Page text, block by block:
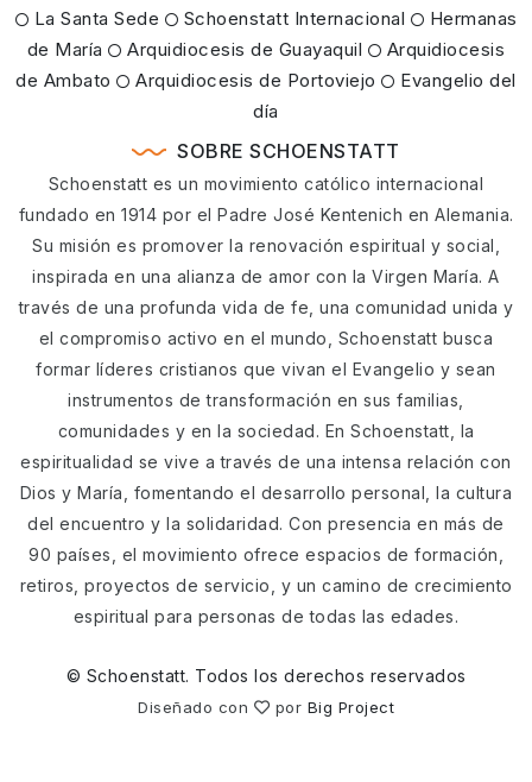
La Santa Sede Schoenstatt Internacional
Hermanas
de María
Arquidiocesis de Guayaquil
Arquidiocesis
de Ambato
Arquidiocesis de Portoviejo
Evangelio del
día
SOBRE SCHOENSTATT
Schoenstatt es un movimiento católico internacional
fundado en 1914 por el Padre José Kentenich en Alemania.
Su misión es promover la renovación espiritual y social,
inspirada en una alianza de amor con la Virgen María. A
través de una profunda vida de fe, una comunidad unida y
el compromiso activo en el mundo, Schoenstatt busca
formar líderes cristianos que vivan el Evangelio y sean
instrumentos de transformación en sus familias,
comunidades y en la sociedad. En Schoenstatt, la
espiritualidad se vive a través de una intensa relación con
Dios y María, fomentando el desarrollo personal, la cultura
del encuentro y la solidaridad. Con presencia en más de
90 países, el movimiento ofrece espacios de formación,
retiros, proyectos de servicio, y un camino de crecimiento
espiritual para personas de todas las edades.
© Schoenstatt. Todos los derechos reservados
Diseñado con por Big Project